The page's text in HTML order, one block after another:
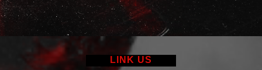
LINK US